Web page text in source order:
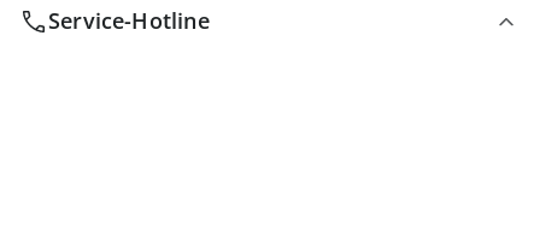
Service-Hotline